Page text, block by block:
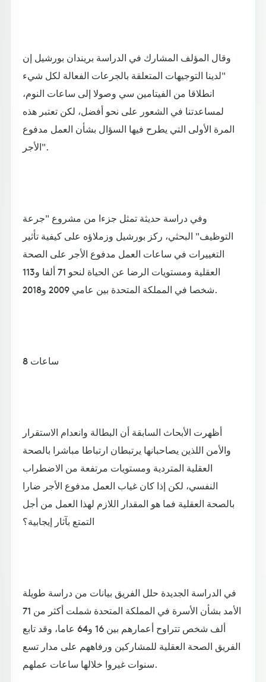
وقال المؤلف المشارك في الدراسة بريندان بورشيل إن
"لدينا التوجيهات المتعلقة بالجرعات الفعالة لكل شيء
انطلاقا من الفيتامين سي وصولا إلى ساعات النوم،
لمساعدتنا في الشعور على نحو أفضل، لكن تعتبر هذه
المرة الأولى التي يطرح فيها السؤال بشأن العمل مدفوع
الأجر".
وفي دراسة حديثة تمثل جزءا من مشروع "جرعة
التوظيف" البحثي، ركز بورشيل وزملاؤه على كيفية تأثير
التغييرات في ساعات العمل مدفوع الأجر على الصحة
العقلية ومستويات الرضا عن الحياة لنحو 71 ألفا و113
شخصا في المملكة المتحدة بين عامي 2009 و2018.
8 ساعات
أظهرت الأبحاث السابقة أن البطالة وانعدام الاستقرار
والأمن اللذين يصاحبانها يرتبطان ارتباطا مباشرا بالصحة
العقلية المتردية ومستويات مرتفعة من الاضطراب
النفسي، لكن إذا كان غياب العمل مدفوع الأجر ضارا
بالصحة العقلية فما هو المقدار اللازم لهذا العمل من أجل
التمتع بآثار إيجابية؟
في الدراسة الجديدة حلل الفريق بيانات من دراسة طويلة
الأمد بشأن الأسرة في المملكة المتحدة شملت أكثر من 71
ألف شخص تتراوح أعمارهم بين 16 و64 عاما، وقد تابع
الفريق الصحة العقلية للمشاركين ورفاههم على مدار تسع
سنوات غيروا خلالها ساعات عملهم.